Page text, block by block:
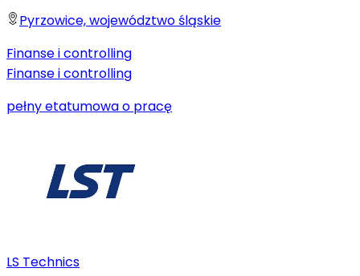
Pyrzowice, województwo śląskie
Finanse i controlling
Finanse i controlling
pełny etatumowa o pracę
LS Technics